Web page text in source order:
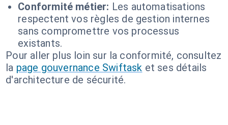
Conformité métier: Les automatisations
respectent vos règles de gestion internes
sans compromettre vos processus
existants.
Pour aller plus loin sur la conformité, consultez
la page gouvernance Swiftask et ses détails
d'architecture de sécurité.